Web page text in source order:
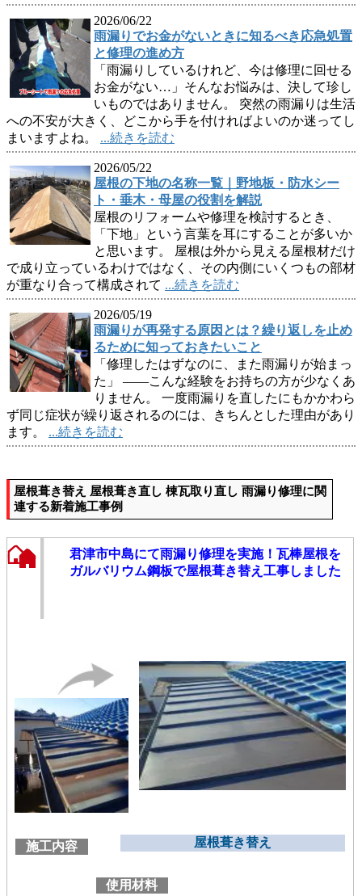
2026/06/22
雨漏りでお金がないときに知るべき応急処置
と修理の進め方
「雨漏りしているけれど、今は修理に回せる
お金がない…」そんなお悩みは、決して珍し
いものではありません。 突然の雨漏りは生活
への不安が大きく、どこから手を付ければよいのか迷ってし
まいますよね。 ...続きを読む
2026/05/22
屋根の下地の名称一覧｜野地板・防水シー
ト・垂木・母屋の役割を解説
屋根のリフォームや修理を検討するとき、
「下地」という言葉を耳にすることが多いか
と思います。 屋根は外から見える屋根材だけ
で成り立っているわけではなく、その内側にいくつもの部材
が重なり合って構成されて ...続きを読む
2026/05/19
雨漏りが再発する原因とは？繰り返しを止め
るために知っておきたいこと
「修理したはずなのに、また雨漏りが始まっ
た」 ——こんな経験をお持ちの方が少なくあ
りません。 一度雨漏りを直したにもかかわら
ず同じ症状が繰り返されるのには、きちんとした理由があり
ます。 ...続きを読む
屋根葺き替え 屋根葺き直し 棟瓦取り直し 雨漏り修理に関
連する新着施工事例
君津市中島にて雨漏り修理を実施！瓦棒屋根を
ガルバリウム鋼板で屋根葺き替え工事しました
施工内容 屋根葺き替え
使用材料